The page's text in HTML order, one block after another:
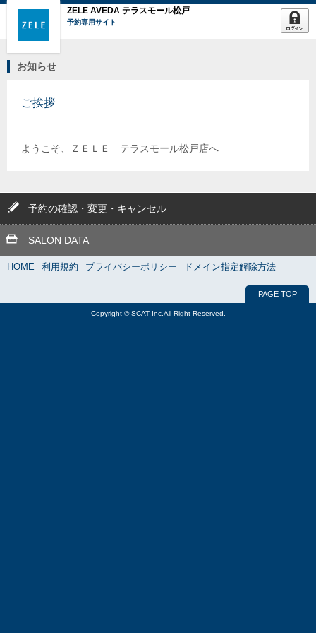
ZELE AVEDA テラスモール松戸
予約専用サイト
お知らせ
ご挨拶
ようこそ、ＺＥＬＥ テラスモール松戸店へ
予約の確認・変更・キャンセル
SALON DATA
HOME 利用規約 プライバシーポリシー ドメイン指定解除方法
PAGE TOP
Copyright © SCAT Inc.All Right Reserved.